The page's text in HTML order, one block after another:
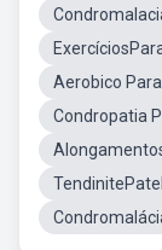
Aerobico
Condropatia